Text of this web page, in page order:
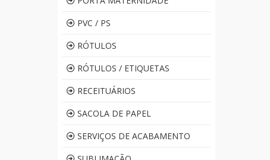
PVC / PS
RÓTULOS
RÓTULOS / ETIQUETAS
RECEITUÁRIOS
SACOLA DE PAPEL
SERVIÇOS DE ACABAMENTO